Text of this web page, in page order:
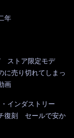
年
ストア限定モデ
売り切れてしまっ
画
インダストリー
復刻 セールで安か